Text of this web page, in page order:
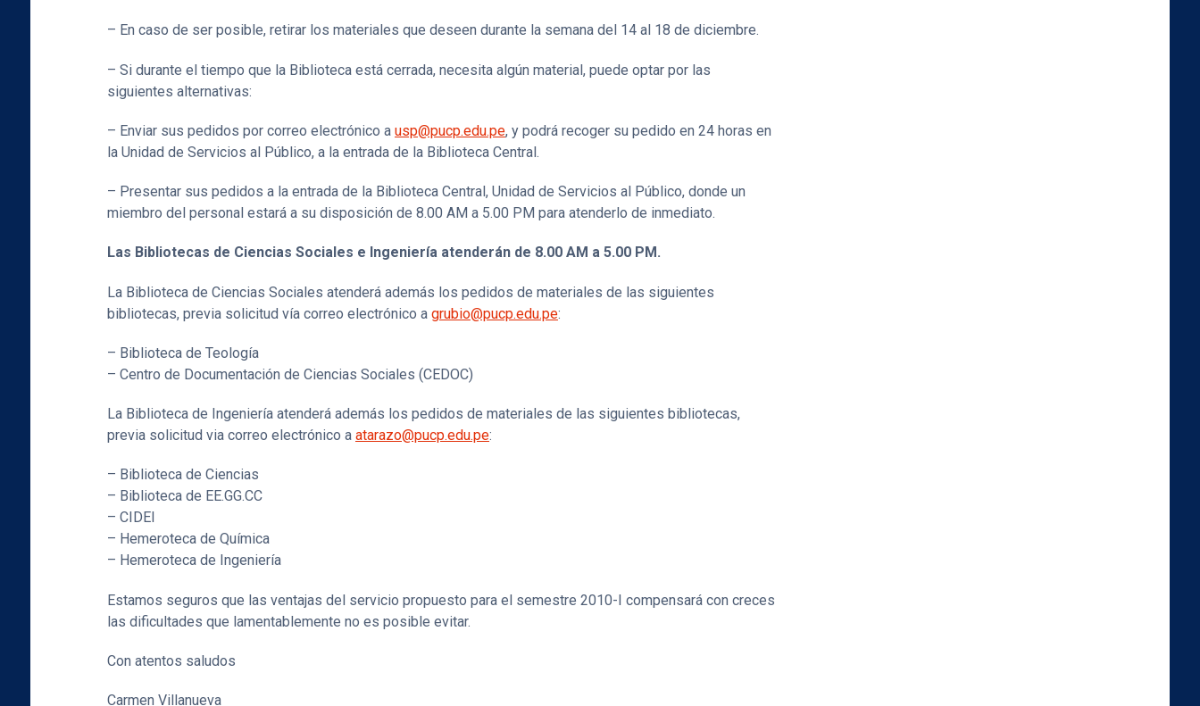
– En caso de ser posible, retirar los materiales que deseen durante la semana del 14 al 18 de diciembre.
– Si durante el tiempo que la Biblioteca está cerrada, necesita algún material, puede optar por las
siguientes alternativas:
– Enviar sus pedidos por correo electrónico a usp@pucp.edu.pe, y podrá recoger su pedido en 24 horas en
la Unidad de Servicios al Público, a la entrada de la Biblioteca Central.
– Presentar sus pedidos a la entrada de la Biblioteca Central, Unidad de Servicios al Público, donde un
miembro del personal estará a su disposición de 8.00 AM a 5.00 PM para atenderlo de inmediato.
Las Bibliotecas de Ciencias Sociales e Ingeniería atenderán de 8.00 AM a 5.00 PM.
La Biblioteca de Ciencias Sociales atenderá además los pedidos de materiales de las siguientes
bibliotecas, previa solicitud vía correo electrónico a grubio@pucp.edu.pe:
– Biblioteca de Teología
– Centro de Documentación de Ciencias Sociales (CEDOC)
La Biblioteca de Ingeniería atenderá además los pedidos de materiales de las siguientes bibliotecas,
previa solicitud via correo electrónico a atarazo@pucp.edu.pe:
– Biblioteca de Ciencias
– Biblioteca de EE.GG.CC
– CIDEI
– Hemeroteca de Química
– Hemeroteca de Ingeniería
Estamos seguros que las ventajas del servicio propuesto para el semestre 2010-I compensará con creces
las dificultades que lamentablemente no es posible evitar.
Con atentos saludos
Carmen Villanueva